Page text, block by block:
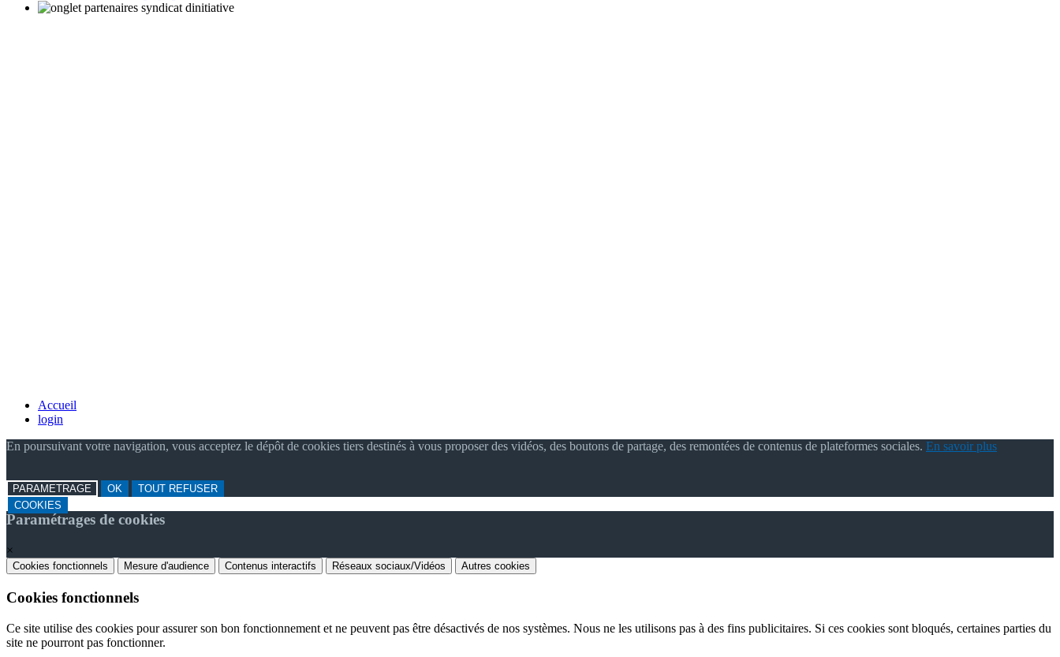
Accueil
login
En poursuivant votre navigation, vous acceptez le dépôt de cookies tiers destinés à vous proposer des vidéos, des boutons de partage, des remontées de contenus de plateformes sociales. En savoir plus
PARAMETRAGE OK
TOUT REFUSER
COOKIES
Paramétrages de cookies
×
Cookies fonctionnels Mesure d'audience Contenus interactifs Réseaux sociaux/Vidéos Autres cookies
Cookies fonctionnels
Ce site utilise des cookies pour assurer son bon fonctionnement et ne peuvent pas être désactivés de nos systèmes. Nous ne les utilisons pas à des fins publicitaires. Si ces cookies sont bloqués, certaines parties du
site ne pourront pas fonctionner.